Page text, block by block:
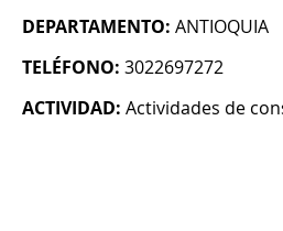
DEPARTAMENTO: ANTIOQUIA
TELÉFONO: 3022697272
ACTIVIDAD: Actividades de